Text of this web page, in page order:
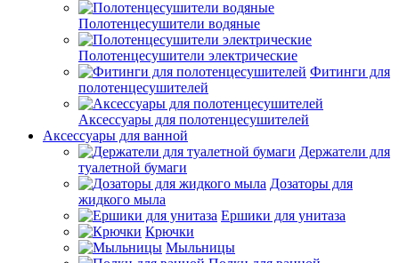
Полотенцесушители водяные
Полотенцесушители электрические
Фитинги для
полотенцесушителей
Аксессуары для полотенцесушителей
Аксессуары для ванной
Держатели для
туалетной бумаги
Дозаторы для
жидкого мыла
Ершики для унитаза
Крючки
Мыльницы